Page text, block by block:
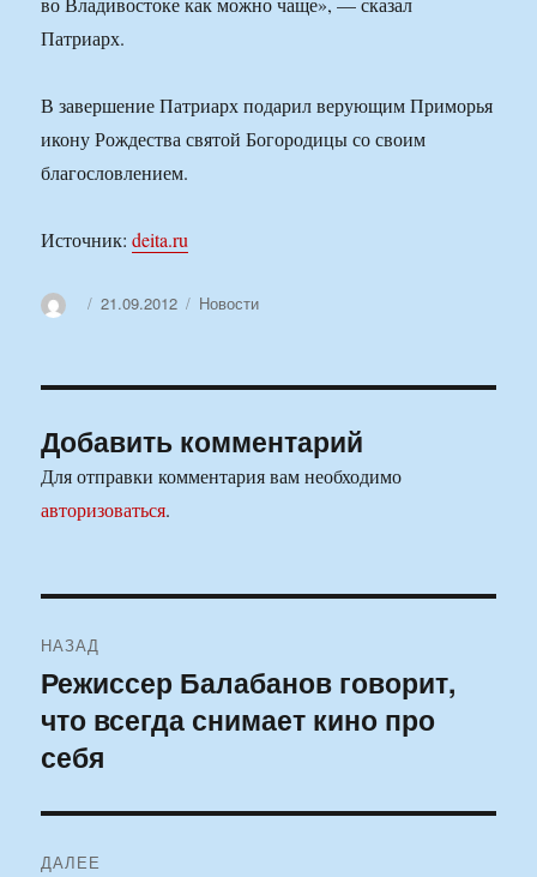
Патриарх.
В завершение Патриарх подарил верующим Приморья
икону Рождества святой Богородицы со своим
благословлением.
Источник:deita.ru
АвторОпубликовано
21.09.2012 Рубрики
Новости
Добавить комментарий
Для отправки комментария вам необходимо
авторизоваться.
по
записям
НАЗАД
Предыдущая
запись:
Режиссер Балабанов говорит,
что всегда снимает кино про
себя
ДАЛЕЕ